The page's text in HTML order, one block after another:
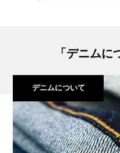
「デニム
デニムについて